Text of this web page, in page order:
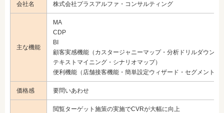
会社名 株式会社プラスアルファ・コンサルティング
主な機能
MA
CDP
BI
顧客実感機能（カスタージャニーマップ・分析ドリルダウン・
テキストマイニング・シナリオマップ）
便利機能（店舗接客機能・簡単設定ウィザード・セグメント管
価格感 要問いあわせ
閲覧ターゲット施策の実施でCVRが大幅に向上